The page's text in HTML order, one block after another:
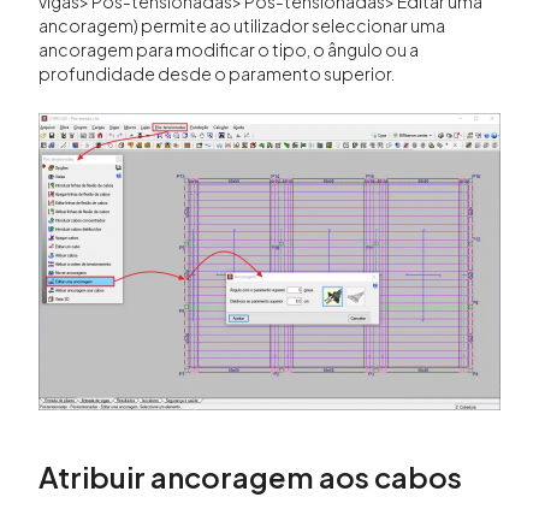
ancoragem) permite ao utilizador seleccionar uma
ancoragem para modificar o tipo, o ângulo ou a
profundidade desde o paramento superior.
Atribuir ancoragem aos cabos